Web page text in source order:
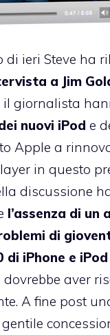
di ieri Steve ha
a Jim
il giornalista
nuovi iPod e
Apple a
in questo
discussione
l’assenza di un
di
iPhone e
dovrebbe aver
A fine post